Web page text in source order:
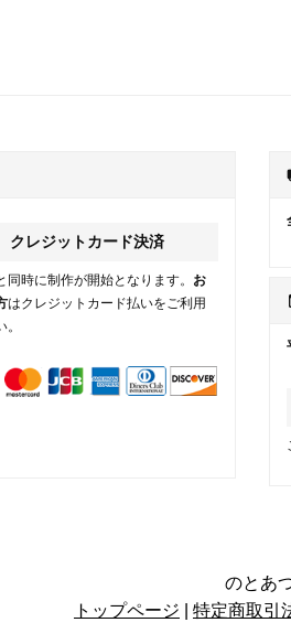
クレジットカード決済
同時に制作が開始となります。 お
はクレジットカード払いをご利用
のとあ
トップページ
特定商取引